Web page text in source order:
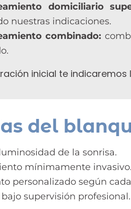
domiciliario
nuestras indicaciones.
combinado:
inicial te
del
de la sonrisa.
mínimamente invasivo.
personalizado según
bajo supervisión profesional.